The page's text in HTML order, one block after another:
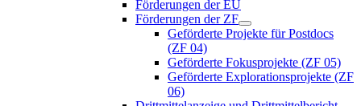
Förderungen der EU
Förderungen der ZF
Geförderte Projekte für Postdocs
(ZF 04)
Geförderte Fokusprojekte (ZF 05)
Geförderte Explorationsprojekte (ZF
06)